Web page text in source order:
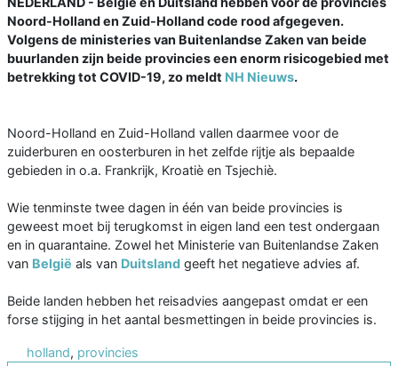
Noord-Holland en Zuid-Holland code rood afgegeven.
Volgens de ministeries van Buitenlandse Zaken van beide
buurlanden zijn beide provincies een enorm risicogebied met
betrekking tot COVID-19, zo meldt NH Nieuws.
Noord-Holland en Zuid-Holland vallen daarmee voor de
zuiderburen en oosterburen in het zelfde rijtje als bepaalde
gebieden in o.a. Frankrijk, Kroatiè en Tsjechiè.
Wie tenminste twee dagen in één van beide provincies is
geweest moet bij terugkomst in eigen land een test ondergaan
en in quarantaine. Zowel het Ministerie van Buitenlandse Zaken
van België als van Duitsland geeft het negatieve advies af.
Beide landen hebben het reisadvies aangepast omdat er een
forse stijging in het aantal besmettingen in beide provincies is.
holland, provincies